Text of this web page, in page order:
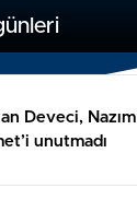
Deveci, Nazım
unutmadı